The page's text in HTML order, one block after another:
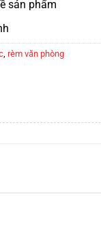
sản phẩm
, rèm văn phòng